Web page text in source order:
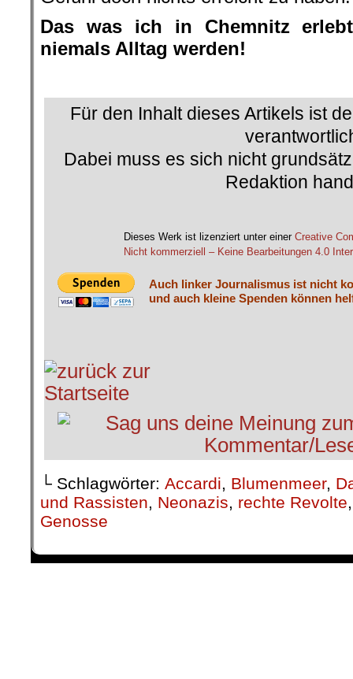
Das was ich in Chemnitz
niemals Alltag werden!
Für den Inhalt dieses Artikels ist
Dabei muss es sich nicht
Redaktion
Dieses Werk ist lizenziert unter einer Creative
Nicht kommerziell – Keine Bearbeitungen 4.0
Auch linker Journalismus ist nicht
und auch kleine Spenden können
└ Schlagwörter: Accardi Blumenmeer,
und Rassisten
Neonazis rechte Revolte
Genosse